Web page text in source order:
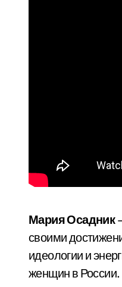
Мария Осадник
своими
идеологии и
женщин в России.